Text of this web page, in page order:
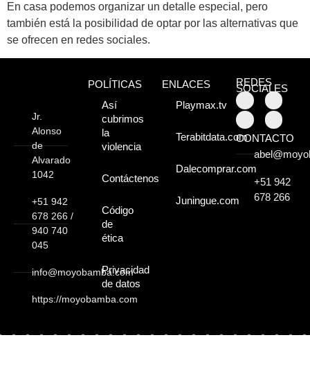
Atractivos
lleno de atractivos
sorprendentes,
¡Descúbrelos!
En casa podemos organizar un detalle especial, pero
también está la posibilidad de optar por las alternativas que
se ofrecen en redes sociales.
Jr.
Alonso
de
Alvarado
1042
+51 942
678 266 /
940 740
045
info@moyobamba.com
https://moyobamba.com
POLÍTICAS
Así
cubrimos
la
violencia
Contáctenos
Código
de
ética
Privacidad
de datos
ENLACES
Playmax.tv
Terabitdata.com
Dalecomprar.com
Juningue.com
REDES
SOCIALES
CONTACTO
+51 942
678 266